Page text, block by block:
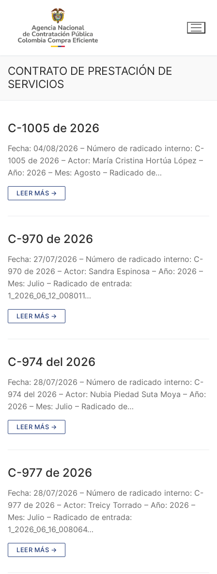
contenido
CONTRATO DE PRESTACIÓN DE
SERVICIOS
C-1005 de 2026
Fecha: 04/08/2026 – Número de radicado interno: C-
1005 de 2026 – Actor: María Cristina Hortúa López –
Año: 2026 – Mes: Agosto – Radicado de…
LEER MÁS →
C-970 de 2026
Fecha: 27/07/2026 – Número de radicado interno: C-
970 de 2026 – Actor: Sandra Espinosa – Año: 2026 –
Mes: Julio – Radicado de entrada:
1_2026_06_12_008011…
LEER MÁS →
C-974 del 2026
Fecha: 28/07/2026 – Número de radicado interno: C-
974 del 2026 – Actor: Nubia Piedad Suta Moya – Año:
2026 – Mes: Julio – Radicado de…
LEER MÁS →
C-977 de 2026
Fecha: 28/07/2026 – Número de radicado interno: C-
977 de 2026 – Actor: Treicy Torrado – Año: 2026 –
Mes: Julio – Radicado de entrada:
1_2026_06_16_008064…
LEER MÁS →